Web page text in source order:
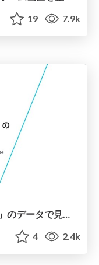
19 7.9k
4 2.4k